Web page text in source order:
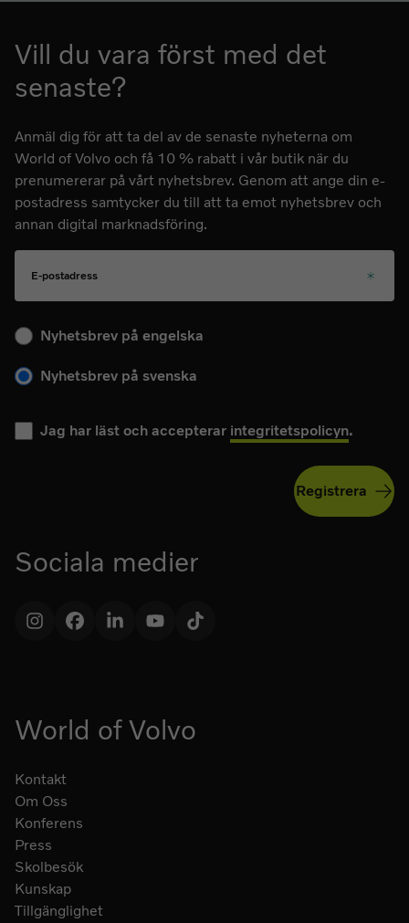
World of Volvo
Kontakt
Om Oss
Konferens
Press
Skolbesök
Kunskap
Tillgänglighet
Vill du vara först med det
senaste?
Anmäl dig för att ta del av de senaste nyheterna om
World of Volvo och få 10 % rabatt i vår butik när du
prenumererar på vårt nyhetsbrev. Genom att ange din e-
postadress samtycker du till att ta emot nyhetsbrev och
annan digital marknadsföring.
E-postadress
Välj ditt språk för kommande nyhetsbrev
Nyhetsbrev på engelska
Nyhetsbrev på svenska
Jag har läst och accepterar integritetspolicyn.
Registrera
Sociala medier
InstagramFacebookLinkedInYouTubeTikTok